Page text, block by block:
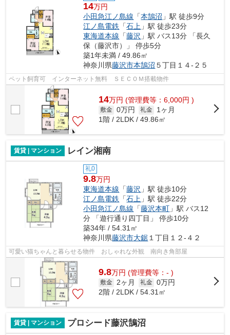
14万円
小田急江ノ島線 「本鵠沼 」駅 徒歩9分
江ノ島電鉄 「石上 」駅 徒歩23分
東海道本線 「藤沢 」駅 バス13分 「長久
保（藤沢市）」 停歩5分
築1年未満 / 49.86㎡
神奈川県藤沢市本鵠沼 ５丁目１４-２５
ペット飼育可 インターネット無料 ＳＥＣＯＭ搭載物件
14万円 (管理費等：6,000円 )
敷金 0万円 礼金
1ヶ月
1階 / 2LDK / 49.86㎡
賃貸 | マンション レイン湘南
礼0
9.8万円
東海道本線 「藤沢 」駅 徒歩10分
江ノ島電鉄 「石上 」駅 徒歩22分
小田急江ノ島線 「藤沢本町 」駅 バス12
分 「遊行通り四丁目」 停歩10分
築34年 / 54.31㎡
神奈川県藤沢市大鋸 １丁目１２-４２
可愛い猫ちゃんと暮らせる物件 おしゃれな外観 南向き角部屋
9.8万円 (管理費等：- )
敷金 2ヶ月 礼金 0万円
2階 / 2LDK / 54.31㎡
賃貸 | マンション プロシード藤沢鵠沼